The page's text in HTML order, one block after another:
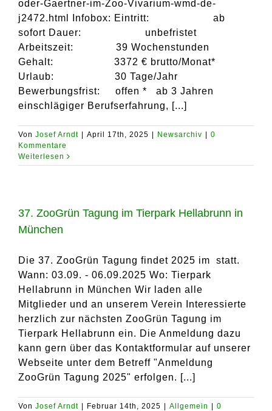
oder-Gaertner-im-Zoo-Vivarium-wmd-de-
j2472.html Infobox: Eintritt: ab
sofort Dauer: unbefristet
Arbeitszeit: 39 Wochenstunden
Gehalt: 3372 € brutto/Monat*
Urlaub: 30 Tage/Jahr
Bewerbungsfrist: offen * ab 3 Jahren
einschlägiger Berufserfahrung, [...]
Von Josef Arndt April 17th, 2025 Newsarchiv
0
Kommentare
Weiterlesen
37. ZooGrün Tagung im Tierpark Hellabrunn in
München
Die 37. ZooGrün Tagung findet 2025 im statt.
Wann: 03.09. - 06.09.2025 Wo: Tierpark
Hellabrunn in München Wir laden alle
Mitglieder und an unserem Verein Interessierte
herzlich zur nächsten ZooGrün Tagung im
Tierpark Hellabrunn ein. Die Anmeldung dazu
kann gern über das Kontaktformular auf unserer
Webseite unter dem Betreff "Anmeldung
ZooGrün Tagung 2025" erfolgen. [...]
Von Josef Arndt Februar 14th, 2025 Allgemein
0